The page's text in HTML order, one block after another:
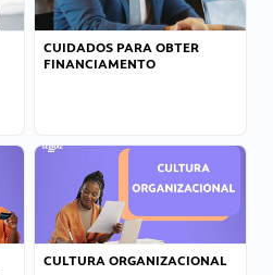
CUIDADOS PARA OBTER
FINANCIAMENTO
CULTURA ORGANIZACIONAL